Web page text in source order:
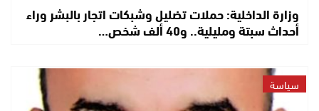
وزارة الداخلية: حملات تضليل وشبكات اتجار بالبشر وراء
أحداث سبتة ومليلية.. و40 ألف شخص…
سياسة